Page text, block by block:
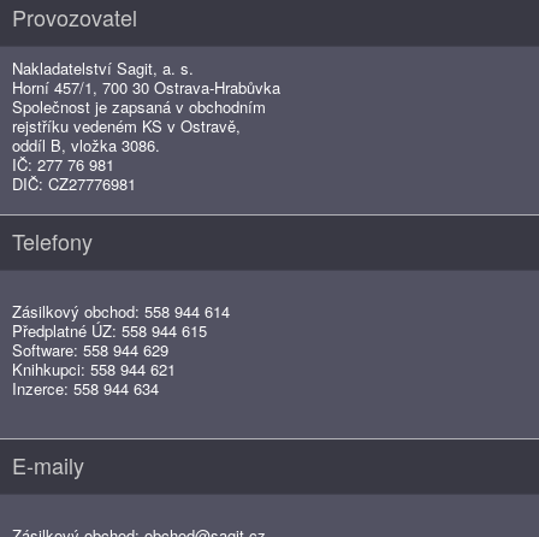
Provozovatel
Nakladatelství Sagit, a. s.
Horní 457/1, 700 30 Ostrava-Hrabůvka
Společnost je zapsaná v obchodním
rejstříku vedeném KS v Ostravě,
oddíl B, vložka 3086.
IČ: 277 76 981
DIČ: CZ27776981
Telefony
Zásilkový obchod: 558 944 614
Předplatné ÚZ: 558 944 615
Software: 558 944 629
Knihkupci: 558 944 621
Inzerce: 558 944 634
E-maily